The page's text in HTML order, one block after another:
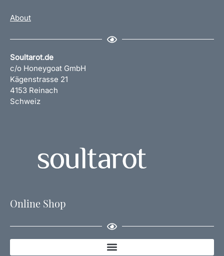
About
Soultarot.de
c/o Honeygoat GmbH
Kägenstrasse 21
4153 Reinach
Schweiz
Online Shop